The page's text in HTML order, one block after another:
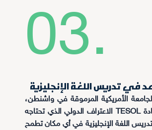
03.
في تدريس اللغة الإنجليزية
الأمريكية المرموقة في واشنطن،
تضمن لك شهادة TESOL الاعتراف الدولي الذي تحتاجه
اللغة الإنجليزية في أي مكان تطمح